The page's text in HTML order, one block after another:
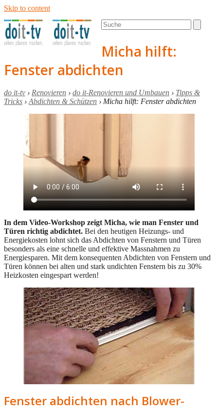
Skip to content
Open
mobile
Close
mobile
Search
Micha hilft:
Fenster abdichten
do it-tv › Renovieren › do it-Renovieren und Umbauen › Tipps &
Tricks › Abdichten & Schützen › Micha hilft: Fenster abdichten
In dem Video-Workshop zeigt Micha, wie man Fenster und
Türen richtig abdichtet. Bei den heutigen Heizungs- und
Energiekosten lohnt sich das Abdichten von Fenstern und Türen
besonders als eine schnelle und effektive Massnahmen zu
Energiesparen. Mit dem konsequenten Abdichten von Fenstern und
Türen können bei alten und stark undichten Fenstern bis zu 30%
Heizkosten eingespart werden!
Fenster abdichten nach Blower-